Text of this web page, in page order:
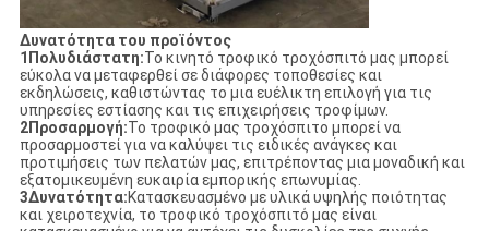
Δυνατότητα του προϊόντος
1Πολυδιάστατη:Το κινητό τροφικό τροχόσπιτό μας μπορεί
εύκολα να μεταφερθεί σε διάφορες τοποθεσίες και
εκδηλώσεις, καθιστώντας το μια ευέλικτη επιλογή για τις
υπηρεσίες εστίασης και τις επιχειρήσεις τροφίμων.
2Προσαρμογή:Το τροφικό μας τροχόσπιτο μπορεί να
προσαρμοστεί για να καλύψει τις ειδικές ανάγκες και
προτιμήσεις των πελατών μας, επιτρέποντας μια μοναδική και
εξατομικευμένη ευκαιρία εμπορικής επωνυμίας.
3Δυνατότητα:Κατασκευασμένο με υλικά υψηλής ποιότητας
και χειροτεχνία, το τροφικό τροχόσπιτό μας είναι